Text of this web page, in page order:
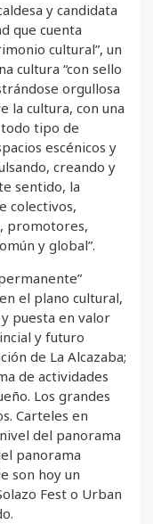
y candidata
que cuenta
cultural”, un
cultura “con sello
orgullosa
la cultura, con una
tipo de
escénicos y
creando y
sentido, la
colectivos,
promotores,
y global”.
el plano cultural,
puesta en valor
y futuro
de La Alcazaba;
de actividades
Los grandes
Carteles en
del panorama
panorama
son hoy un
Fest o Urban